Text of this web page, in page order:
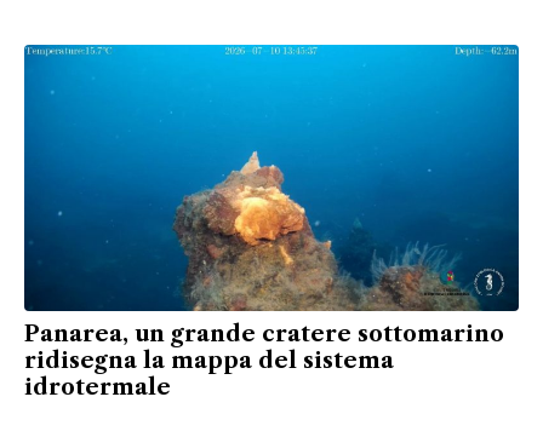
Panarea, un grande cratere sottomarino
ridisegna la mappa del sistema
idrotermale